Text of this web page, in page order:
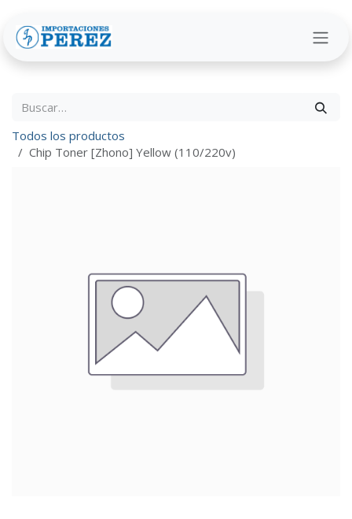
Todos los productos
Chip Toner [Zhono] Yellow (110/220v)